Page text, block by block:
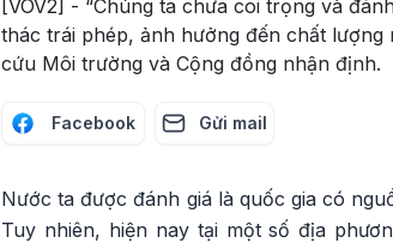
[VOV2] - “Chúng ta chưa coi trọng và
thác trái phép, ảnh hưởng đến chất lượng
cứu Môi trường và Cộng đồng nhận định.
Facebook Gửi mail
Nước ta được đánh giá là quốc gia có
Tuy nhiên, hiện nay tại một số địa